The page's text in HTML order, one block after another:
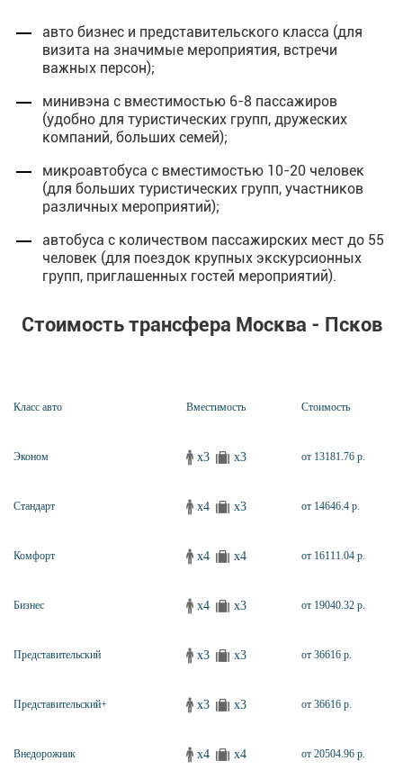
авто бизнес и представительского класса (для
визита на значимые мероприятия, встречи
важных персон);
минивэна с вместимостью 6-8 пассажиров
(удобно для туристических групп, дружеских
компаний, больших семей);
микроавтобуса с вместимостью 10-20 человек
(для больших туристических групп, участников
различных мероприятий);
автобуса с количеством пассажирских мест до 55
человек (для поездок крупных экскурсионных
групп, приглашенных гостей мероприятий).
Стоимость трансфера Москва - Псков
Класс авто Вместимость Стоимость
Эконом x3 x3 от 13181.76 р.
Стандарт x4 x3 от 14646.4 р.
Комфорт x4 x4 от 16111.04 р.
Бизнес x4 x3 от 19040.32 р.
Представительский x3 x3 от 36616 р.
Представительский+ x3 x3 от 36616 р.
Внедорожник x4 x4 от 20504.96 р.